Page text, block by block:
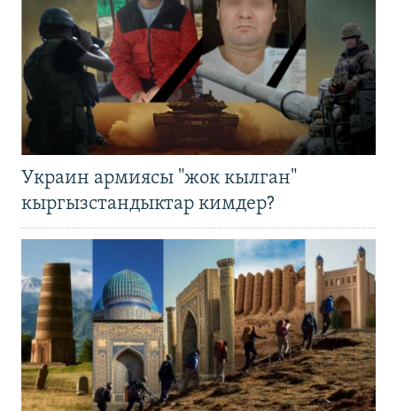
Украин армиясы "жок кылган"
кыргызстандыктар кимдер?